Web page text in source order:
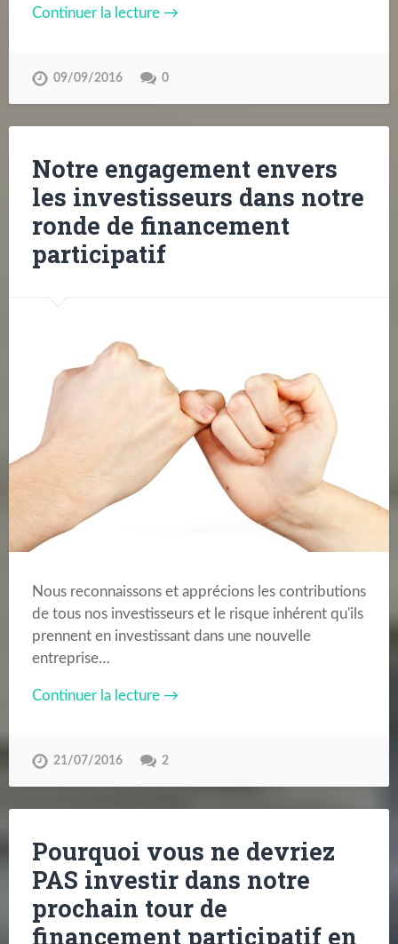
Continuer la lecture →
09/09/2016 0
Notre engagement envers
les investisseurs dans notre
ronde de financement
participatif
Nous reconnaissons et apprécions les contributions
de tous nos investisseurs et le risque inhérent qu'ils
prennent en investissant dans une nouvelle
entreprise…
Continuer la lecture →
21/07/2016 2
Pourquoi vous ne devriez
PAS investir dans notre
prochain tour de
financement participatif en